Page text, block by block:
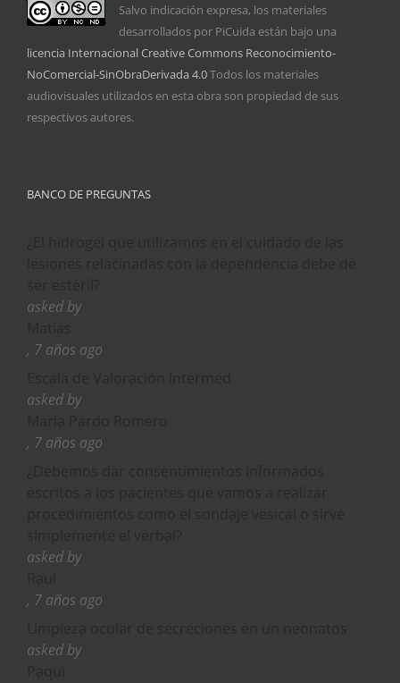
Salvo indicación expresa, los materiales
desarrollados por PiCuida están bajo una
licencia Internacional Creative Commons Reconocimiento-
NoComercial-SinObraDerivada 4.0Todos los materiales
audiovisuales utilizados en esta obra son propiedad de sus
respectivos autores.
BANCO DE PREGUNTAS
asked by
, 7 años ago
asked by
, 7 años ago
asked by
, 7 años ago
asked by